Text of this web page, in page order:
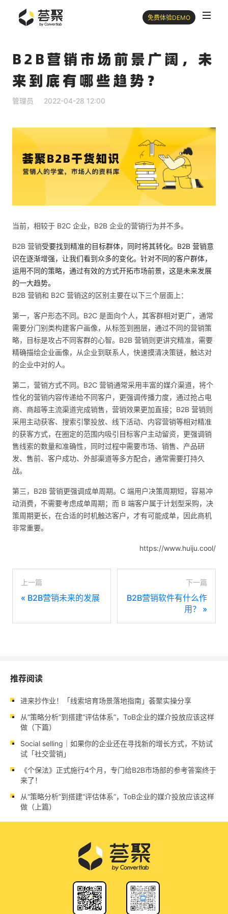
免费体验DEMO
B2B营销市场前景广阔，未
来到底有哪些趋势？
管理员 2022-04-28 12:00
当前，相较于 B2C 企业，B2B 企业的营销行为并不多。
B2B 营销受要找到精准的目标群体，同时将其转化。B2B 营销意
识在逐渐增强，让我们看到众多的变化。针对不同的客户群体，
运用不同的策略，通过有效的方式开拓市场前景，这是未来发展
的一大趋势。
B2B 营销和 B2C 营销这的区别主要在以下三个层面上：
第一，客户形态不同。B2C 是面向个人，其客群相对更广，通常
需要分门别类构建客户画像，从标签到圈层，通过不同的营销策
略，目标是攻占不同客群的心智。B2B 营销则更讲究精准，需要
精确描绘企业画像，从企业到联系人，快速摸清决策链，触达对
的企业中对的人。
第二，营销方式不同。B2C 营销通常采用丰富的媒介渠道，将个
性化的营销内容传递给不同客户，更强调传播力度，通过抢占电
商、商超等主流渠道完成销售，营销效果更加直接；B2B 营销则
采用主动获客、搜索引擎投放、线下活动、内容营销等相对精准
的获客方式，在圈定的范围内吸引目标客户主动留资，更强调销
售线索的数量和准确性，同时过程中需要市场、销售、产品研
发、售前、客户成功、外部渠道等多方配合，通常需要打持久
战。
第三，B2B 营销更强调成单周期。C 端用户决策周期短，容易冲
动消费，不需要考虑成单周期；而 B 端客户属于计划型采购，决
策周期更长，在合适的时机触达客户，才有可能成单，因此商机
非常重要。
https://www.huiju.cool/
上一篇
« B2B营销未来的发展
下一篇
B2B营销软件有什么作
用？
»
推荐阅读
进来抄作业！「线索培育场景落地指南」荟聚实操分享
从“策略分析”到搭建“评估体系”，ToB企业的媒介投放应该这样
做（下篇）
Social selling｜如果你的企业还在寻找新的增长方式，不妨试
试「社交营销」
《个保法》正式施行4个月，专门给B2B市场部的参考答案终于
来了！
从“策略分析”到搭建“评估体系”，ToB企业的媒介投放应该这样
做（上篇）